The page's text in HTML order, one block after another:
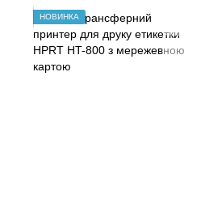
НОВИНКА